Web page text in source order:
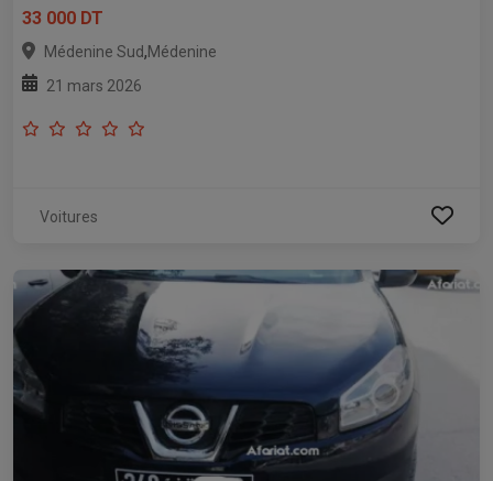
33 000 DT
Médenine Sud,Médenine
21 mars 2026
Voitures